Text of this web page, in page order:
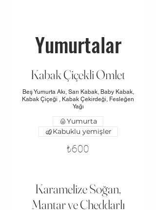
Yumurtalar
Kabak Çiçekli Omlet
Beş Yumurta Akı, Sarı Kabak, Baby Kabak,
Kabak Çiçeği , Kabak Çekirdeği, Fesleğen
Yağı
₺600
Yumurta
Kabuklu yemişler
Karamelize Soğan,
Mantar ve Cheddarlı